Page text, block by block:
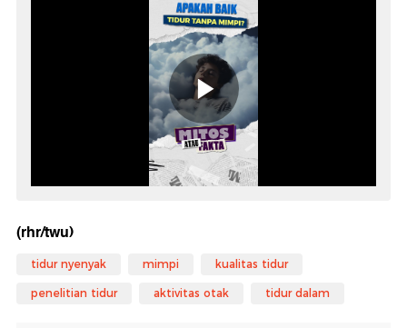
(rhr/twu)
tidur nyenyak mimpi kualitas tidur
penelitian tidur aktivitas otak tidur dalam